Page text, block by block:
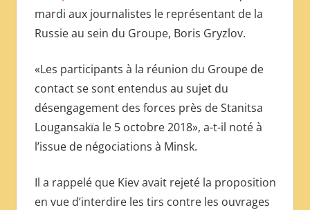
mardi aux journalistes le représentant de la
Russie au sein du Groupe, Boris Gryzlov.
«Les participants à la réunion du Groupe de
contact se sont entendus au sujet du
désengagement des forces près de Stanitsa
Lougansakïa le 5 octobre 2018», a-t-il noté à
l’issue de négociations à Minsk.
Il a rappelé que Kiev avait rejeté la proposition
en vue d’interdire les tirs contre les ouvrages